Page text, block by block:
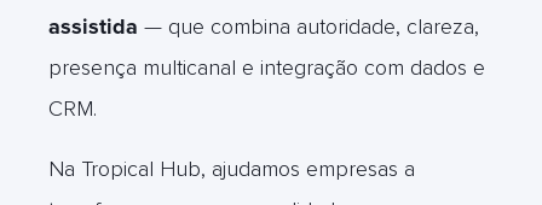
assistida — que combina autoridade, clareza,
presença multicanal e integração com dados e
CRM.
Na Tropical Hub, ajudamos empresas a